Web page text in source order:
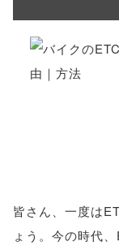
皆さん、一度は
ょう。今の時代